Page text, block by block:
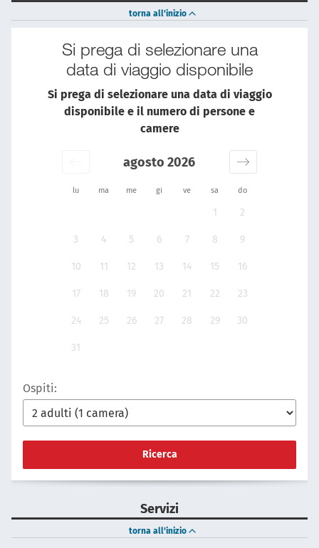
torna all'inizio
Si prega di selezionare una
data di viaggio disponibile
Si prega di selezionare una data di viaggio
disponibile e il numero di persone e
camere
lu ma me gi ve sa do
agosto 2026
1 2
3 4 5 6 7 8 9
10 11 12 13 14 15 16
17 18 19 20 21 22 23
24 25 26 27 28 29 30
31
Ospiti:
Ricerca
Servizi
torna all'inizio